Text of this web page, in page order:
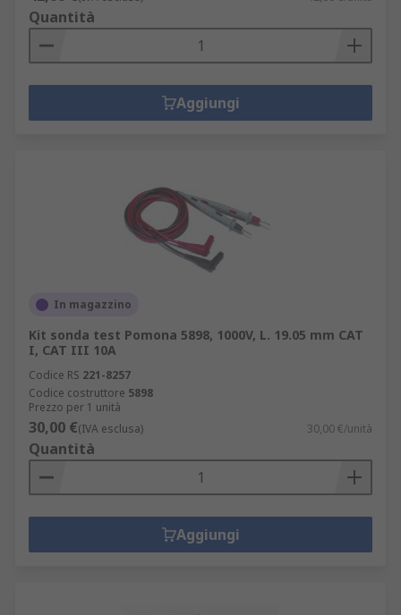
Quantità
Aggiungi
In magazzino
Kit sonda test Pomona 5898, 1000V, L. 19.05 mm CAT
I, CAT III 10A
Codice RS 221-8257
Codice costruttore 5898
Prezzo per 1 unità
30,00 €(IVA esclusa) 30,00 €/unità
Quantità
Aggiungi